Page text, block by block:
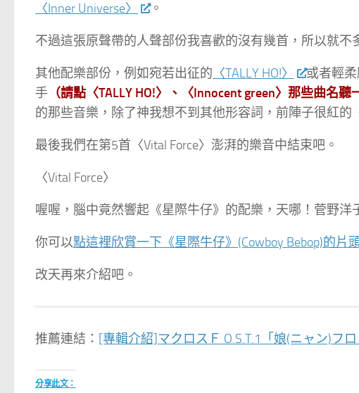
〈Inner Universe〉
。
不過這張原聲帶的人聲部份我喜歡的沒有幾首，所以就不
其他配樂部份，例如宛若出征的 〈TALLY HO!〉 或者輕
手 （請點〈TALLY HO!〉、〈Innocent green〉那些曲名聽
的那些音樂，除了神我想不到其他形容詞，前陣子很紅的
最後我們在第5首〈Vital Force〉澎湃的樂音中結束吧。
〈Vital Force〉
喔喔，腦中竟然響起《星際牛仔》的配樂，天哪！菅野洋
你可以點這裡欣賞一下《星際牛仔》(Cowboy Bebop)的片
改天再來介紹吧。
推薦連結： [專輯介紹]マクロスＦ O.S.T.1「娘(ニャン)フ
分享此文：